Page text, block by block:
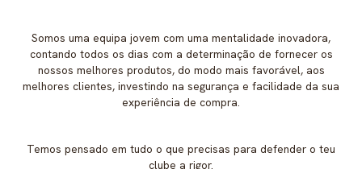
Somos uma equipa jovem com uma mentalidade inovadora,
contando todos os dias com a determinação de fornecer os
nossos melhores produtos, do modo mais favorável, aos
melhores clientes, investindo na segurança e facilidade da sua
experiência de compra.
Temos pensado em tudo o que precisas para defender o teu
clube a rigor.